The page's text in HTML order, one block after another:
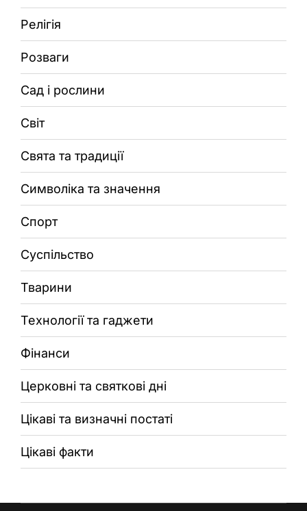
Релігія
Розваги
Сад і рослини
Світ
Свята та традиції
Символіка та значення
Спорт
Суспільство
Тварини
Технології та гаджети
Фінанси
Церковні та святкові дні
Цікаві та визначні постаті
Цікаві факти